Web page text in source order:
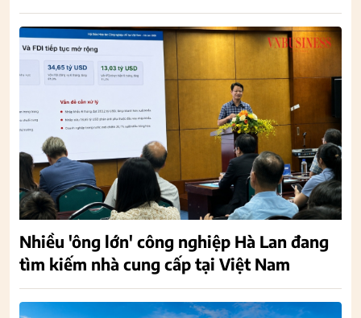
Nhiều 'ông lớn' công nghiệp Hà Lan đang
tìm kiếm nhà cung cấp tại Việt Nam